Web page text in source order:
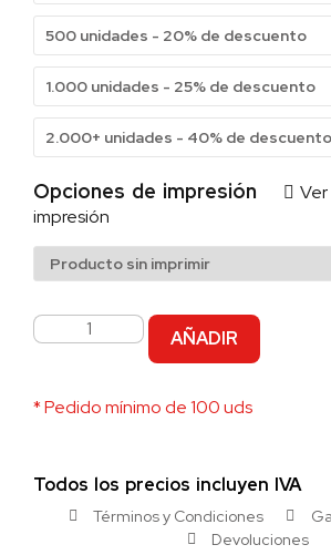
500 unidades - 20% de descuento
1.000 unidades - 25% de descuento
2.000+ unidades - 40% de descuento
Opciones de impresión
impresión
AÑADIR
* Pedido mínimo de 100 uds
Todos los precios incluyen IVA
Términos y Condiciones
Devoluciones